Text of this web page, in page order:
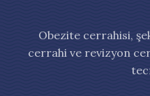
Obezite cerrahisi,
cerrahi ve revizyon